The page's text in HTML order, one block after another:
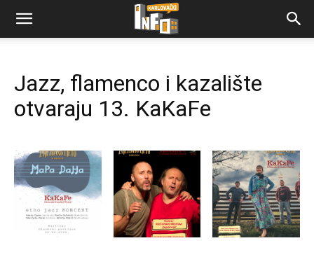
Jazz, flamenco i kazalište
otvaraju 13. KaKaFe